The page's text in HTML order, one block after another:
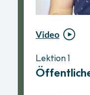
Video
Lektion 1